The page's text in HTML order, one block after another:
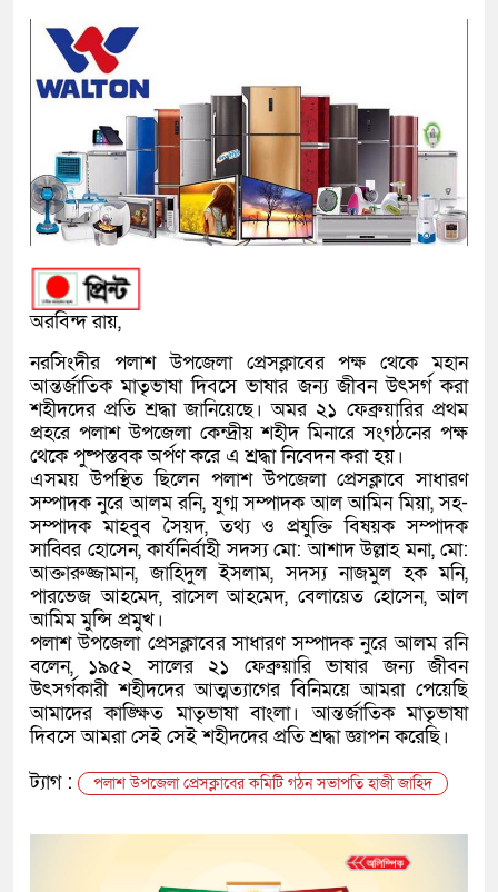
অরবিন্দ রায়,
নরসিংদীর পলাশ উপজেলা প্রেসক্লাবের পক্ষ থেকে মহান
আন্তর্জাতিক মাতৃভাষা দিবসে ভাষার জন্য জীবন উৎসর্গ করা
শহীদদের প্রতি শ্রদ্ধা জানিয়েছে। অমর ২১ ফেব্রুয়ারির প্রথম
প্রহরে পলাশ উপজেলা কেন্দ্রীয় শহীদ মিনারে সংগঠনের পক্ষ
থেকে পুষ্পস্তবক অর্পণ করে এ শ্রদ্ধা নিবেদন করা হয়।
এসময় উপস্থিত ছিলেন পলাশ উপজেলা প্রেসক্লাবে সাধারণ
সম্পাদক নুরে আলম রনি, যুগ্ম সম্পাদক আল আমিন মিয়া, সহ-
সম্পাদক মাহবুব সৈয়দ, তথ্য ও প্রযুক্তি বিষয়ক সম্পাদক
সাব্বির হোসেন, কার্যনির্বাহী সদস্য মো: আশাদ উল্লাহ মনা, মো:
আক্তারুজ্জামান, জাহিদুল ইসলাম, সদস্য নাজমুল হক মনি,
পারভেজ আহমেদ, রাসেল আহমেদ, বেলায়েত হোসেন, আল
আমিম মুন্সি প্রমুখ।
পলাশ উপজেলা প্রেসক্লাবের সাধারণ সম্পাদক নুরে আলম রনি
বলেন, ১৯৫২ সালের ২১ ফেব্রুয়ারি ভাষার জন্য জীবন
উৎসর্গকারী শহীদদের আত্মত্যাগের বিনিময়ে আমরা পেয়েছি
আমাদের কাঙ্ক্ষিত মাতৃভাষা বাংলা। আন্তর্জাতিক মাতৃভাষা
দিবসে আমরা সেই সেই শহীদদের প্রতি শ্রদ্ধা জ্ঞাপন করেছি।
ট্যাগ :
পলাশ উপজেলা প্রেসক্লাবের কমিটি গঠন সভাপতি হাজী জাহিদ